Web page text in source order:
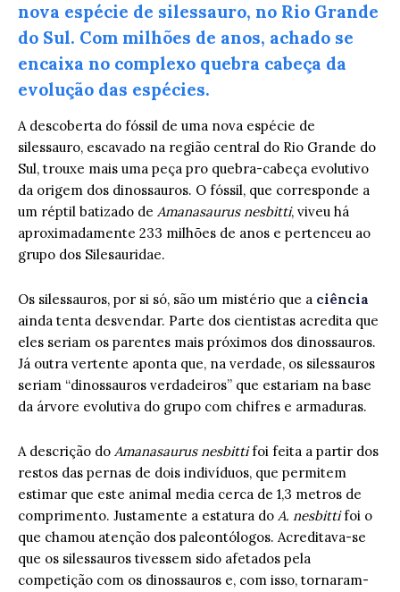
nova espécie de silessauro, no Rio Grande
do Sul. Com milhões de anos, achado se
encaixa no complexo quebra cabeça da
evolução das espécies.
A descoberta do fóssil de uma nova espécie de
silessauro, escavado na região central do Rio Grande do
Sul, trouxe mais uma peça pro quebra-cabeça evolutivo
da origem dos dinossauros. O fóssil, que corresponde a
um réptil batizado de Amanasaurus nesbitti, viveu há
aproximadamente 233 milhões de anos e pertenceu ao
grupo dos Silesauridae.
Os silessauros, por si só, são um mistério que a ciência
ainda tenta desvendar. Parte dos cientistas acredita que
eles seriam os parentes mais próximos dos dinossauros.
Já outra vertente aponta que, na verdade, os silessauros
seriam “dinossauros verdadeiros” que estariam na base
da árvore evolutiva do grupo com chifres e armaduras.
A descrição do Amanasaurus nesbittifoi feita a partir dos
restos das pernas de dois indivíduos, que permitem
estimar que este animal media cerca de 1,3 metros de
comprimento. Justamente a estatura do A. nesbittifoi o
que chamou atenção dos paleontólogos. Acreditava-se
que os silessauros tivessem sido afetados pela
competição com os dinossauros e, com isso, tornaram-